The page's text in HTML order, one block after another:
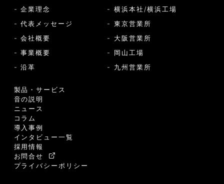
- 企業理念
- 代表メッセージ
- 会社概要
- 事業概要
- 沿革
製品・サービス
音の説明
ニュース
コラム
導入事例
インタビュー一覧
採用情報
お問合せ
プライバシーポリシー
- 横浜本社/横浜工場
- 東京営業所
- 大阪営業所
- 岡山工場
- 九州営業所